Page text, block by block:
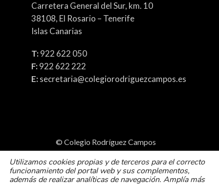
Carretera General del Sur, km. 10
38108, El Rosario – Tenerife
Islas Canarias
T:922 622 050
F:922 622 222
E:secretaria@colegiorodriguezcampos.es
© Colegio Rodríguez Campos
Política de cookies
Politica de Privacidad
Aviso Legal
Utilizamos cookies propias y de terceros para el correcto
funcionamiento del portal web y sus complementos,
además de realizar analíticas de navegación. Amplía más